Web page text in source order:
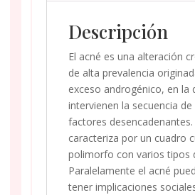
Descripción
El acné es una alteración
de alta prevalencia
exceso androgénico, en la
intervienen la secuencia
factores desencadenantes.
caracteriza por un cuadro
polimorfo con varios tipos
Paralelamente el acné
tener implicaciones